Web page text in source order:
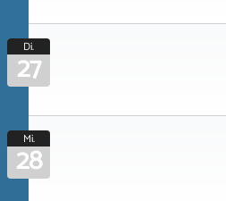
Di.
27
Mi.
28